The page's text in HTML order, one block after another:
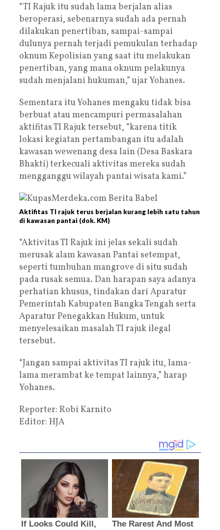
“TI Rajuk itu sudah lama berjalan alias
beroperasi, sebenarnya sudah ada pernah
dilakukan penertiban, sampai-sampai
dulunya pernah terjadi pemukulan terhadap
oknum Kepolisian yang saat itu melakukan
penertiban, yang mana oknum pelakunya
sudah menjalani hukuman,” ujar Yohanes.
Sementara itu Yohanes mengaku tidak bisa
berbuat atau mencampuri permasalahan
aktifitas TI Rajuk tersebut, “karena titik
lokasi kegiatan pertambangan itu adalah
kawasan wewenang desa lain (Desa Baskara
Bhakti) terkecuali aktivitas mereka sudah
mengganggu wilayah pantai wisata kami.”
Aktifitas TI rajuk terus berjalan kurang lebih satu tahun
di kawasan pantai (dok. KM)
“Aktivitas TI Rajuk ini jelas sekali sudah
merusak alam kawasan Pantai setempat,
seperti tumbuhan mangrove di situ sudah
pada rusak semua. Dan harapan saya adanya
perhatian khusus, tindakan dari Aparatur
Pemerintah Kabupaten Bangka Tengah serta
Aparatur Penegakkan Hukum, untuk
menyelesaikan masalah TI rajuk ilegal
tersebut.
“Jangan sampai aktivitas TI rajuk itu, lama-
lama merambat ke tempat lainnya,” harap
Yohanes.
Reporter: Robi Karnito
Editor: HJA